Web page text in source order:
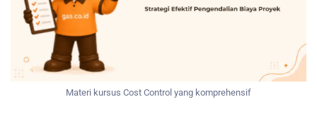
Materi kursus Cost Control yang komprehensif